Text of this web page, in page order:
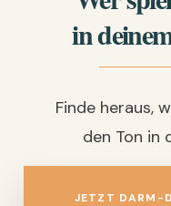
in
Finde heraus,
den Ton in
JETZT DARM-